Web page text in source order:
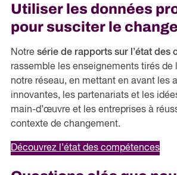
Utiliser les données
pour susciter le
Notre série de rapports sur l’état des
rassemble les enseignements tirés de
notre réseau, en mettant en avant les
innovantes, les partenariats et les
main-d’œuvre et les entreprises à
contexte de changement.
Découvrez l’état des compétences